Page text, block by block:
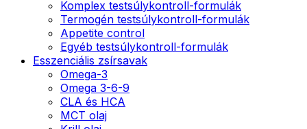
Komplex testsúlykontroll-formulák
Termogén testsúlykontroll-formulák
Appetite control
Egyéb testsúlykontroll-formulák
Esszenciális zsírsavak
Omega-3
Omega 3-6-9
CLA és HCA
MCT olaj